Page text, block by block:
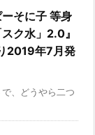
ーそに子 等身
ク水」2.0』
2019年7月発
、どうやら二つ